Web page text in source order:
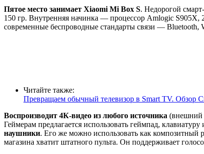
Пятое место занимает Xiaomi Mi Box S. Недорогой
150 гр. Внутренняя начинка — процессор Amlogic S905X,
современные беспроводные стандарты связи —
Читайте также:
Превращаем обычный телевизор в Smart TV. Обзор
Воспроизводит 4К-видео из любого источника (внешний
Геймерам предлагается использовать геймпад,
наушники. Его же можно использовать как композитный
магазина хватит штатного пульта. Он поддерживает